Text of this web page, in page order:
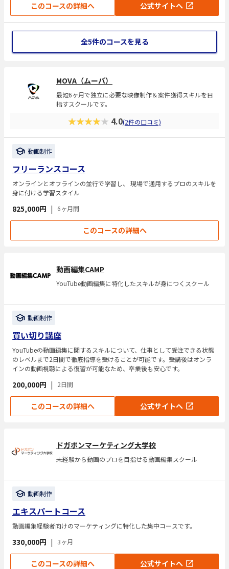
このコースの詳細へ 公式サイトへ
全5件のコースを見る
MOVA（ムーバ）
最短6ヶ月で独立に必要な映像制作＆案件獲得スキルを目
指すスクールです。
★★★★★ 4.0(2件の口コミ)
動画制作
フリーランスコース
オンラインとオフラインの並行で学習し、 現場で通用するプロのスキルを
身に付ける学習スタイル
825,000円 | 6ヶ月間
このコースの詳細へ
動画編集CAMP
YouTube動画編集に特化したスキルが身につくスクール
動画制作
買い切り講座
YouTubeの動画編集に関するスキルについて、仕事として受注できる状態
のレベルまで2日間で徹底指導を受けることが可能です。受講後はオンラ
インの動画視聴による復習が可能なため、卒業後も安心です。
200,000円 | 2日間
このコースの詳細へ 公式サイトへ
ドガポンマーケティング大学校
未経験から動画のプロを目指せる動画編集スクール
動画制作
エキスパートコース
動画編集経験者向けのマーケティングに特化した集中コースです。
330,000円 | 3ヶ月
このコースの詳細へ 公式サイトへ